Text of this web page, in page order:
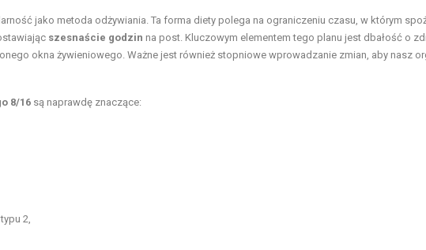
jako metoda odżywiania. Ta forma diety polega na ograniczeniu czasu, w którym
szesnaście godzin na post. Kluczowym elementem tego planu jest dbałość o
okna żywieniowego. Ważne jest również stopniowe wprowadzanie zmian, aby nasz
8/16 są naprawdę znaczące:
2,